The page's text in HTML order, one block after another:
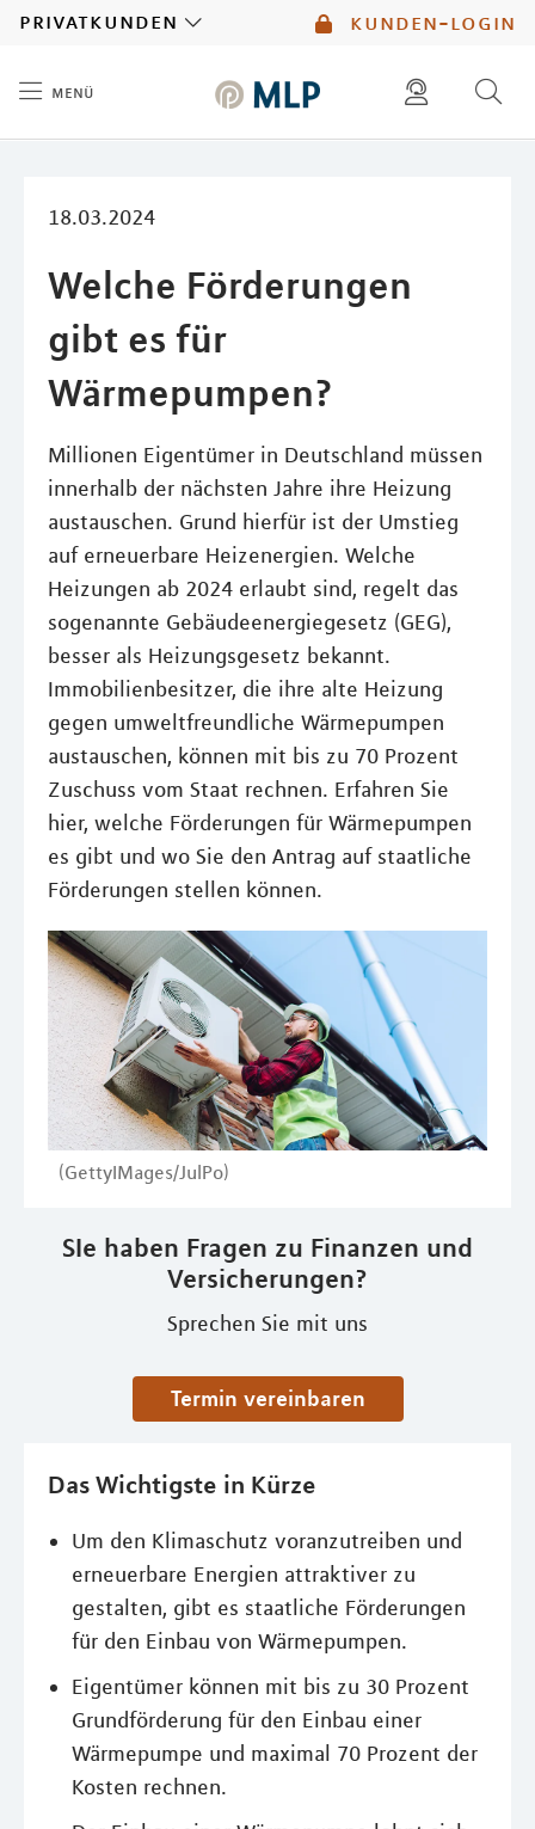
kunden-login
privatkunden
menü
18.03.2024
Welche Förderungen
gibt es für
Wärmepumpen?
Millionen Eigentümer in Deutschland müssen
innerhalb der nächsten Jahre ihre Heizung
austauschen. Grund hierfür ist der Umstieg
auf erneuerbare Heizenergien. Welche
Heizungen ab 2024 erlaubt sind, regelt das
sogenannte Gebäudeenergiegesetz (GEG),
besser als Heizungsgesetz bekannt.
Immobilienbesitzer, die ihre alte Heizung
gegen umweltfreundliche Wärmepumpen
austauschen, können mit bis zu 70 Prozent
Zuschuss vom Staat rechnen. Erfahren Sie
hier, welche Förderungen für Wärmepumpen
es gibt und wo Sie den Antrag auf staatliche
Förderungen stellen können.
(GettyIMages/JulPo)
SIe haben Fragen zu Finanzen und
Versicherungen?
Sprechen Sie mit uns
Termin vereinbaren
Das Wichtigste in Kürze
Um den Klimaschutz voranzutreiben und
erneuerbare Energien attraktiver zu
gestalten, gibt es staatliche Förderungen
für den Einbau von Wärmepumpen.
Eigentümer können mit bis zu 30 Prozent
Grundförderung für den Einbau einer
Wärmepumpe und maximal 70 Prozent der
Kosten rechnen.